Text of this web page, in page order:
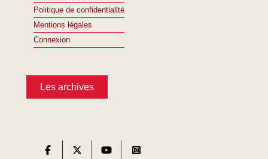
Politique de confidentialité
Mentions légales
Connexion
Les archives